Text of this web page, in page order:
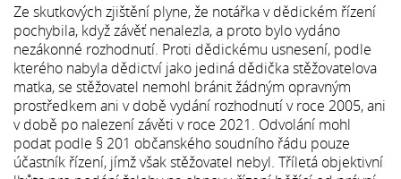
Ze skutkových zjištění plyne, že notářka v dědickém řízení
pochybila, když závěť nenalezla, a proto bylo vydáno
nezákonné rozhodnutí. Proti dědickému usnesení, podle
kterého nabyla dědictví jako jediná dědička stěžovatelova
matka, se stěžovatel nemohl bránit žádným opravným
prostředkem ani v době vydání rozhodnutí v roce 2005, ani
v době po nalezení závěti v roce 2021. Odvolání mohl
podat podle § 201 občanského soudního řádu pouze
účastník řízení, jímž však stěžovatel nebyl. Tříletá objektivní